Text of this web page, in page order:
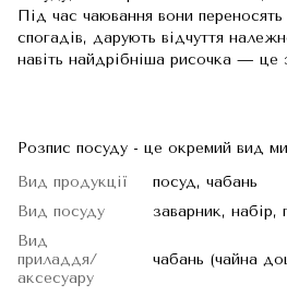
Під час чаювання вони
спогадів, дарують відчуття
навіть найдрібніша рисочка — це
Розпис посуду - це окремий вид
Вид продукції
посуд, чабань
Вид посуду
заварник, набір,
Вид
приладдя/
аксесуару
чабань (чайна